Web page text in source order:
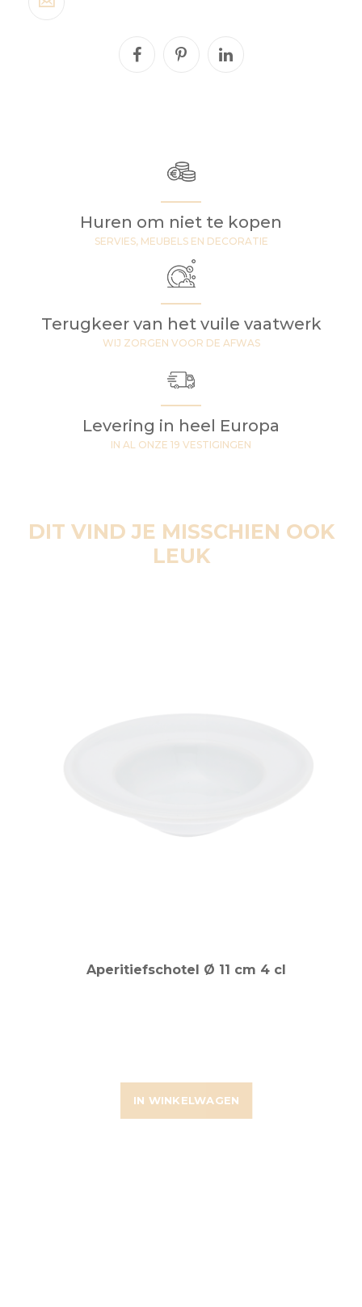
Huren om niet te kopen
SERVIES, MEUBELS EN DECORATIE
Terugkeer van het vuile vaatwerk
WIJ ZORGEN VOOR DE AFWAS
Levering in heel Europa
IN AL ONZE 19 VESTIGINGEN
DIT VIND JE MISSCHIEN OOK
LEUK
IN WINKELWAGEN
Aperitiefschotel Ø 11 cm 4 cl